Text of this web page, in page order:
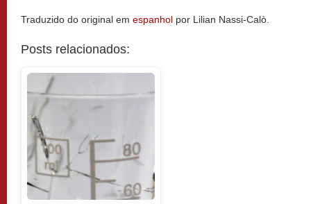
Traduzido do original em espanhol por Lilian Nassi-Calò.
Posts relacionados: